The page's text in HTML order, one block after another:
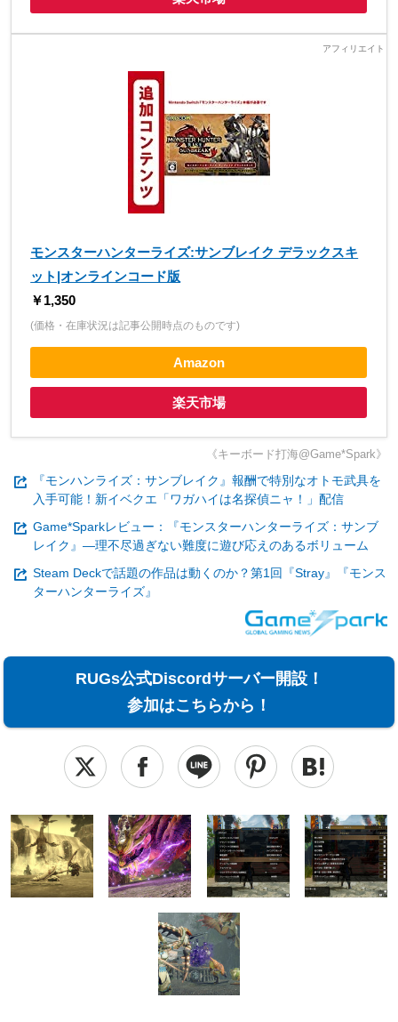
モンスターハンターライズ:サンブレイク デラックスキ
ット|オンラインコード版
￥1,350
(価格・在庫状況は記事公開時点のものです)
Amazon
楽天市場
《キーボード打海@Game*Spark》
『モンハンライズ：サンブレイク』報酬で特別なオトモ武具を
入手可能！新イベクエ「ワガハイは名探偵ニャ！」配信
Game*Sparkレビュー：『モンスターハンターライズ：サンブ
レイク』―理不尽過ぎない難度に遊び応えのあるボリューム
Steam Deckで話題の作品は動くのか？第1回『Stray』『モンス
ターハンターライズ』
RUGs公式Discordサーバー開設！
参加はこちらから！